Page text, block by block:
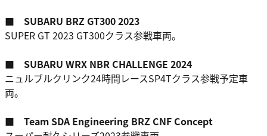
■ SUBARU BRZ GT300 2023
SUPER GT 2023 GT300クラス参戦車両。
■ SUBARU WRX NBR CHALLENGE 2024
ニュルブルクリンク24時間レースSP4Tクラス参戦予定車
両。
■ Team SDA Engineering BRZ CNF Concept